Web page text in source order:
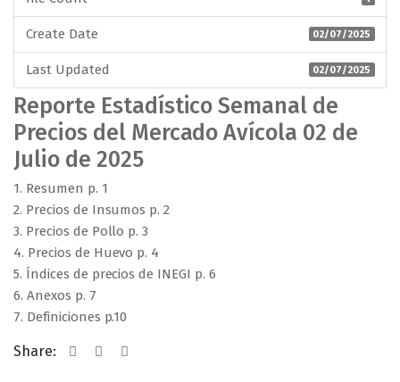
Create Date 02/07/2025
Last Updated 02/07/2025
Reporte Estadístico Semanal de
Precios del Mercado Avícola 02 de
Julio de 2025
1. Resumen p. 1
2. Precios de Insumos p. 2
3. Precios de Pollo p. 3
4. Precios de Huevo p. 4
5. Índices de precios de INEGI p. 6
6. Anexos p. 7
7. Definiciones p.10
Share: